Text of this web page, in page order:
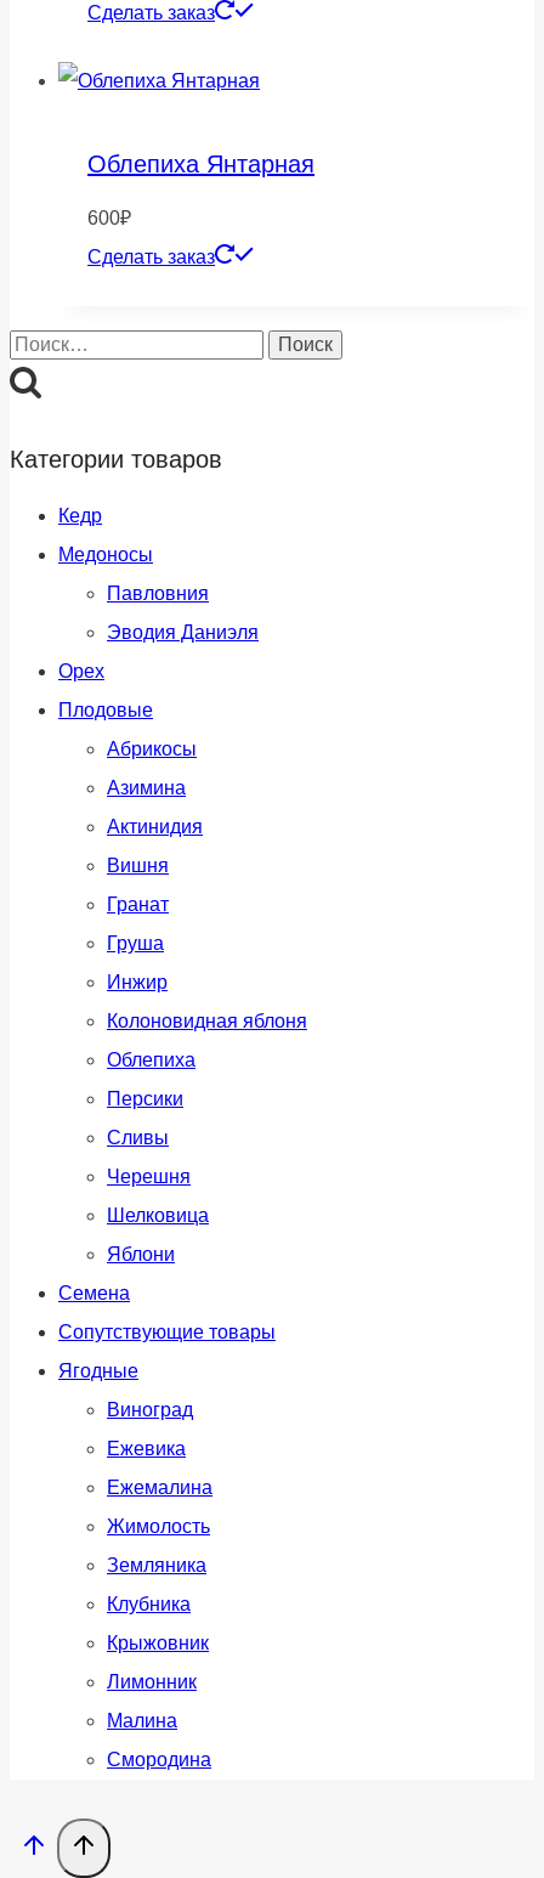
Сделать заказ
Облепиха Янтарная
600₽
Сделать заказ
Найти:
Категории товаров
Кедр
Медоносы
Павловния
Эводия Даниэля
Орех
Плодовые
Абрикосы
Азимина
Актинидия
Вишня
Гранат
Груша
Инжир
Колоновидная яблоня
Облепиха
Персики
Сливы
Черешня
Шелковица
Яблони
Семена
Сопутствующие товары
Ягодные
Виноград
Ежевика
Ежемалина
Жимолость
Земляника
Клубника
Крыжовник
Лимонник
Малина
Смородина